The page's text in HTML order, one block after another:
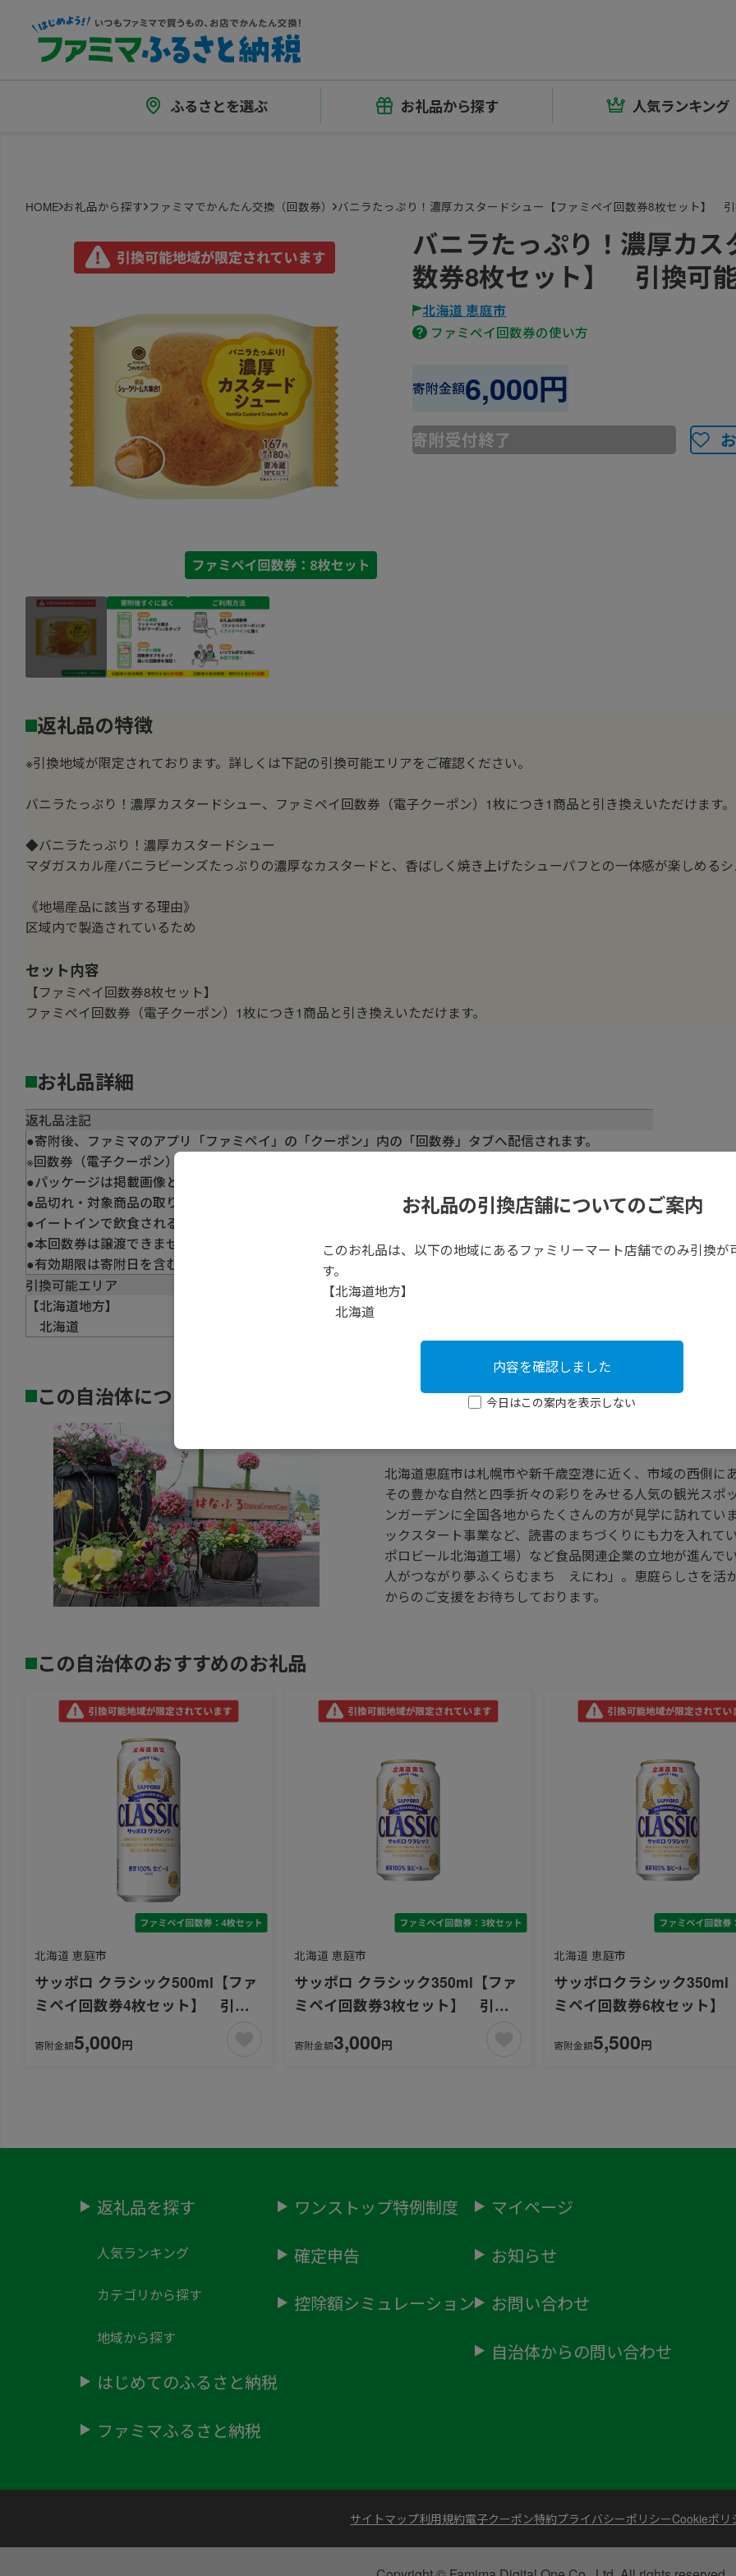
ふるさとを選ぶ お礼品から探す 人気ランキング
HOME お礼品から探す ファミマでかんたん交換（回数券） バニラたっぷり！濃厚カスタードシュー【ファミペイ回数券8枚セット】
バニラたっぷり！濃厚カ
数券8枚セット】 引換可
北海道 恵庭市
ファミペイ回数券の使い方
寄附金額6,000円
寄附受付終了
返礼品の特徴
※引換地域が限定されております。詳しくは下記の引換可能エリアをご確認ください。
バニラたっぷり！濃厚カスタードシュー、ファミペイ回数券（電子クーポン）1枚につき1商品と引き換えいただけます。
◆バニラたっぷり！濃厚カスタードシュー
マダガスカル産バニラビーンズたっぷりの濃厚なカスタードと、香ばしく焼き上げたシューパフとの一体感が楽しめる
《地場産品に該当する理由》
区域内で製造されているため
セット内容
【ファミペイ回数券8枚セット】
ファミペイ回数券（電子クーポン）1枚につき1商品と引き換えいただけます。
お礼品詳細
返礼品注記
●寄附後、ファミマのアプリ「ファミペイ」の「クーポン」内の「回数券」タブへ配信されます。
※回数券（電子クーポン）は配信されるまで時間がかかる場合がございます。
●パッケージは掲載画像と異なる場合がございます。
●品切れ・対象商品の取り扱いがない場合や一部の地域・店舗においては、本回数券は使用できません。
●イートインで飲食される場合は標準税率10％が適用されますので差額を精算していただきます。
●本回数券は譲渡できません。
●有効期限は寄附日を含む91日間です。
引換可能エリア
【北海道地方】
北海道
この自治体について
北海道恵庭市は札幌市や新千歳空港に近く、市域の西側
その豊かな自然と四季折々の彩りをみせる人気の観光ス
ンガーデンに全国各地からたくさんの方が見学に訪れて
ックスタート事業など、読書のまちづくりにも力を入れ
ポロビール北海道工場）など食品関連企業の立地が進ん
人がつながり夢ふくらむまち えにわ」。恵庭らしさを活
からのご支援をお待ちしております。
この自治体のおすすめのお礼品
北海道 恵庭市
サッポロ クラシック500ml【ファ
ミペイ回数券4枚セット】 引換
寄附金額5,000円
北海道 恵庭市
サッポロ クラシック350ml【ファ
ミペイ回数券3枚セット】 引換
寄附金額3,000円
北海道 恵庭市
サッポロクラシック350ml
ミペイ回数券6枚セット
寄附金額5,500円
お礼品の引換店舗についてのご案内
このお礼品は、以下の地域にあるファミリーマート店舗でのみ引換が
す。
【北海道地方】
北海道
内容を確認しました
今日はこの案内を表示しない
返礼品を探す
人気ランキング
カテゴリから探す
地域から探す
はじめてのふるさと納税
ファミマふるさと納税
ワンストップ特例制度
確定申告
控除額シミュレーション
マイページ
お知らせ
お問い合わせ
自治体からの問い合わせ
サイトマップ利用規約電子クーポン特約プライバシーポリシーCookieポリ